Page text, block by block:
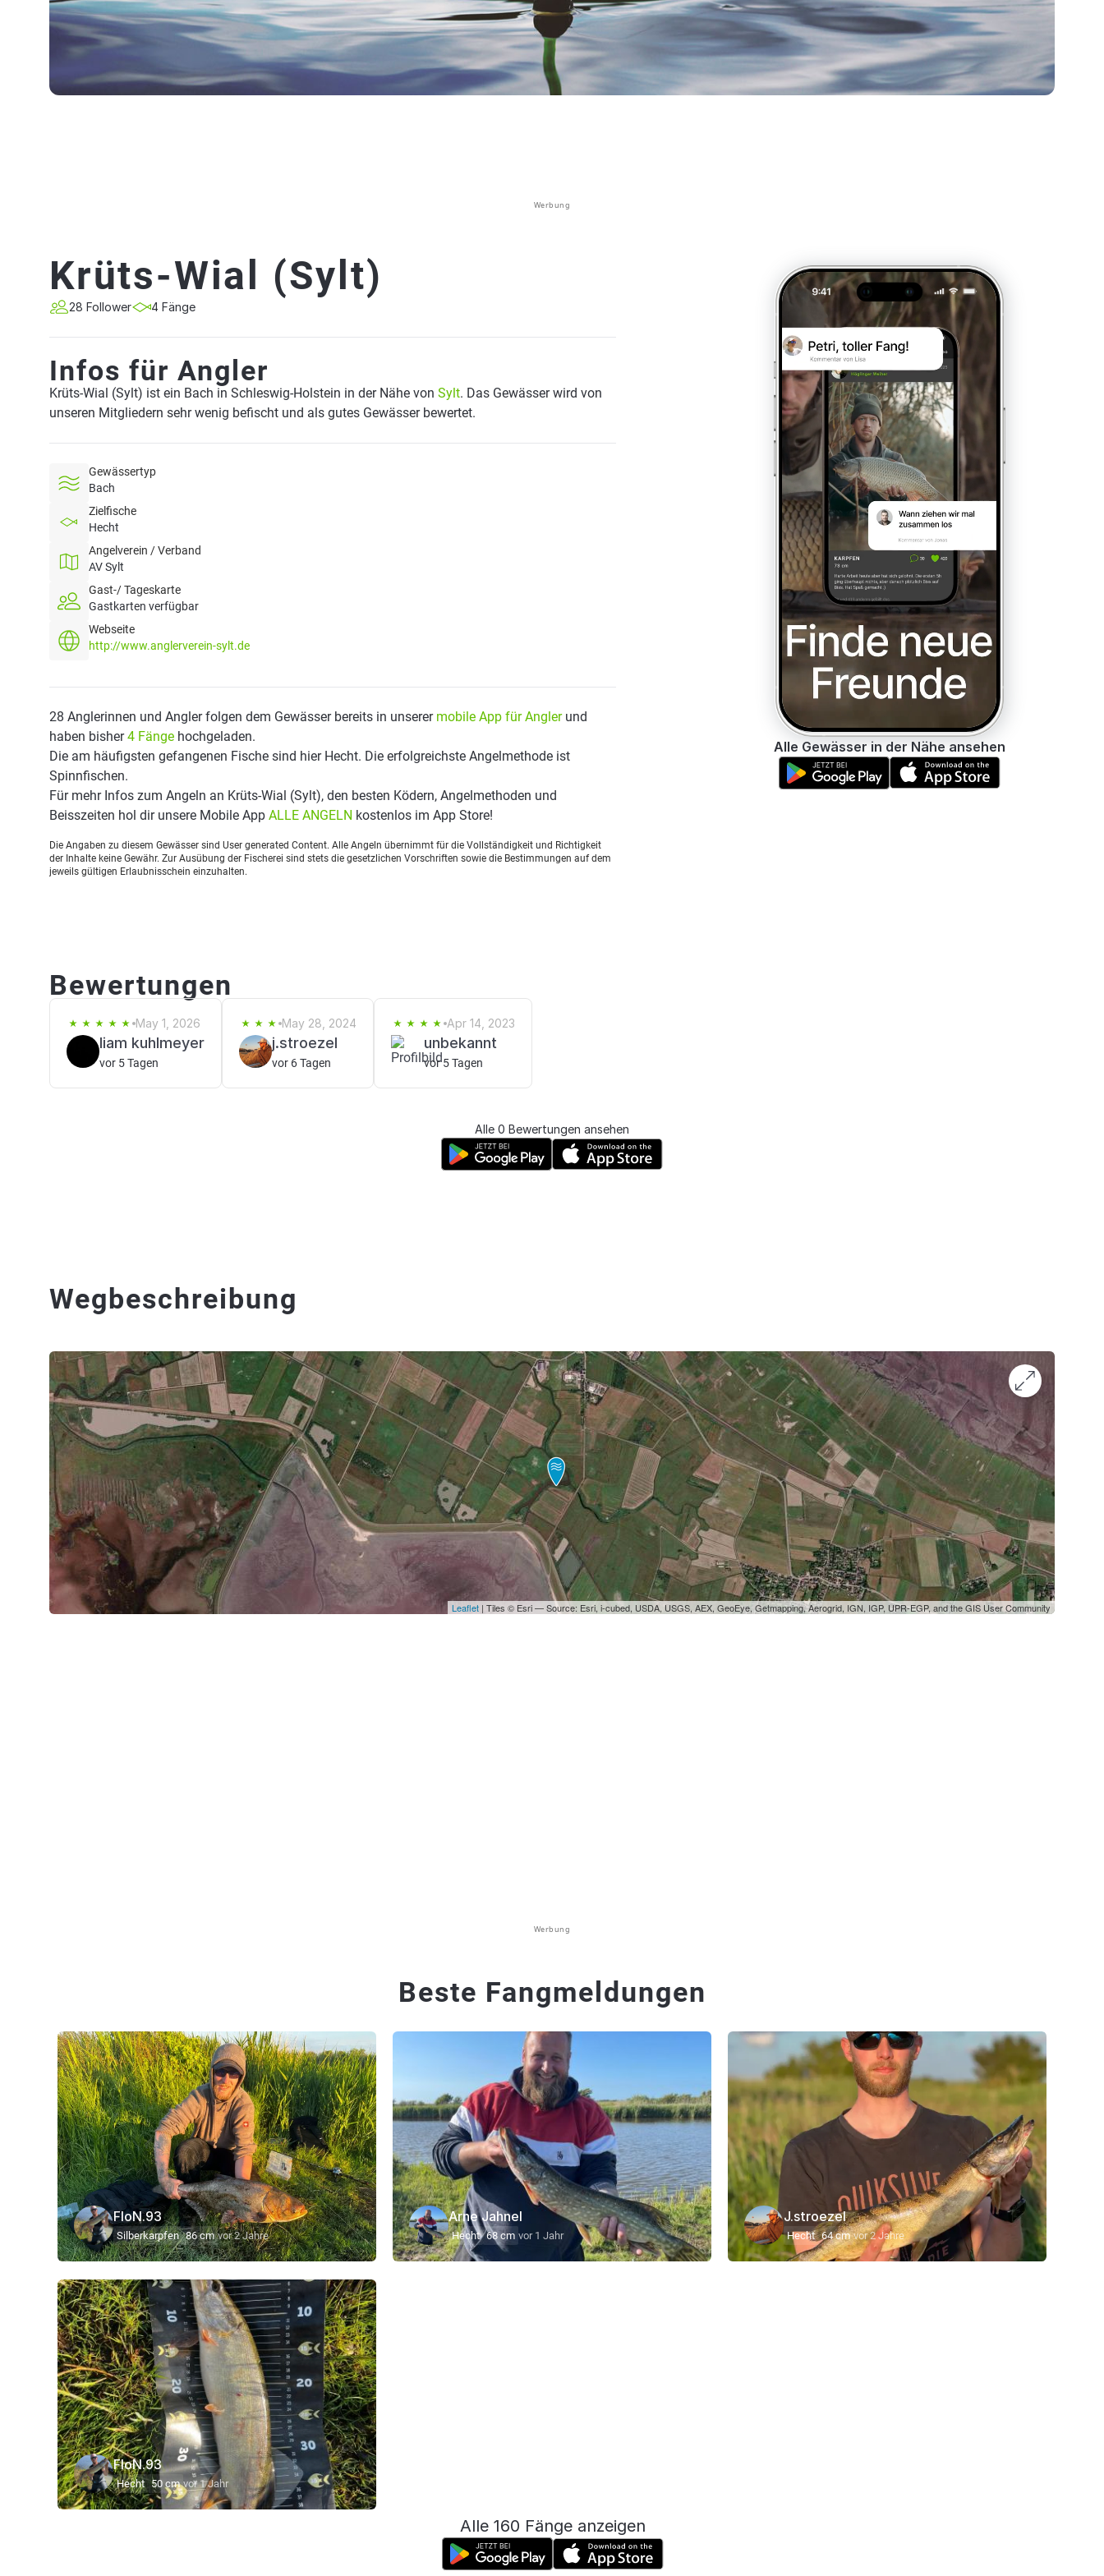
Werbung
Krüts-Wial (Sylt)
28 Follower 4 Fänge
Infos für Angler
Krüts-Wial (Sylt) ist ein Bach in Schleswig-Holstein in der Nähe von Sylt. Das Gewässer wird von
unseren Mitgliedern sehr wenig befischt und als gutes Gewässer bewertet.
Gewässertyp
Bach
Zielfische
Hecht
Angelverein / Verband
AV Sylt
Gast-/ Tageskarte
Gastkarten verfügbar
Webseite
http://www.anglerverein-sylt.de
28 Anglerinnen und Angler folgen dem Gewässer bereits in unserer mobile App für Anglerund
haben bisher4 Fänge hochgeladen.
Die am häufigsten gefangenen Fische sind hier Hecht. Die erfolgreichste Angelmethode ist
Spinnfischen.
Für mehr Infos zum Angeln an Krüts-Wial (Sylt), den besten Ködern, Angelmethoden und
Beisszeiten hol dir unsere Mobile App ALLE ANGELN kostenlos im App Store!
Die Angaben zu diesem Gewässer sind User generated Content. Alle Angeln übernimmt für die Vollständigkeit und Richtigkeit
der Inhalte keine Gewähr. Zur Ausübung der Fischerei sind stets die gesetzlichen Vorschriften sowie die Bestimmungen auf dem
jeweils gültigen Erlaubnisschein einzuhalten.
Alle Gewässer in der Nähe ansehen
Bewertungen
May 1, 2026
liam kuhlmeyer
vor 5 Tagen
May 28, 2024
j.stroezel
vor 6 Tagen
Apr 14, 2023
unbekannt
vor 5 Tagen
Alle 0 Bewertungen ansehen
Wegbeschreibung
Leaflet | Tiles © Esri — Source: Esri, i-cubed, USDA, USGS, AEX, GeoEye, Getmapping, Aerogrid, IGN, IGP, UPR-EGP, and the GIS User Community
Werbung
Beste Fangmeldungen
FloN.93
Silberkarpfen 86 cm vor 2 Jahre
Arne Jahnel
Hecht 68 cm vor 1 Jahr
J.stroezel
Hecht 64 cm vor 2 Jahre
FloN.93
Hecht 50 cm vor 1 Jahr
Alle 160 Fänge anzeigen